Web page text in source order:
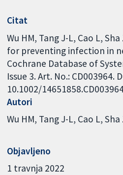
Citat
Wu HM, Tang J-L, Cao L,
for preventing infection in
Cochrane Database of
Issue 3. Art. No.: CD003964.
10.1002/
Autori
Wu HM Tang J-L Cao L Sha
Objavljeno
1 travnja 2022